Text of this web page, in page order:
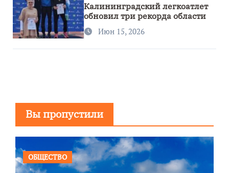
Калининградский легкоатлет
обновил три рекорда области
Июн 15, 2026
Вы пропустили
ОБЩЕСТВО